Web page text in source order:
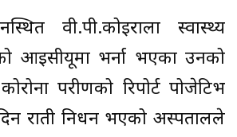
वी.पी.कोइराला स्वास्थ्य
आइसीयूमा भर्ना भएका उनको
परीक्षणको रिपोर्ट पोजेटिभ
राती निधन भएको अस्पतालले